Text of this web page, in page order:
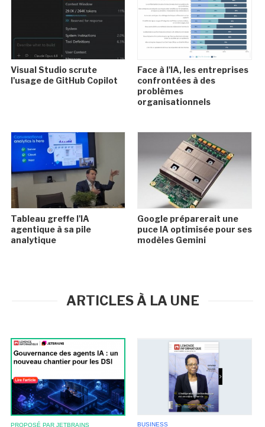
Visual Studio scrute
l'usage de GitHub Copilot
Face à l'IA, les entreprises
confrontées à des
problèmes
organisationnels
Tableau greffe l'IA
agentique à sa pile
analytique
Google préparerait une
puce IA optimisée pour ses
modèles Gemini
ARTICLES À LA UNE
PROPOSÉ PAR JETBRAINS BUSINESS